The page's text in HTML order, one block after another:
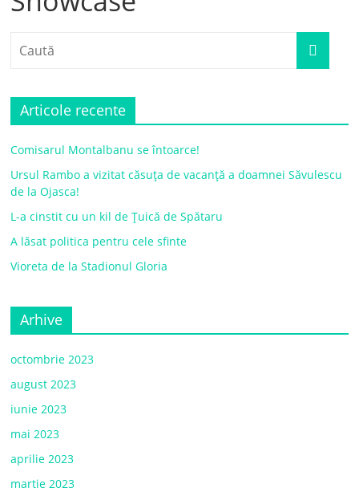
Articole recente
Comisarul Montalbanu se întoarce!
Ursul Rambo a vizitat căsuța de vacanță a doamnei Săvulescu
de la Ojasca!
L-a cinstit cu un kil de Țuică de Spătaru
A lăsat politica pentru cele sfinte
Vioreta de la Stadionul Gloria
Arhive
octombrie 2023
august 2023
iunie 2023
mai 2023
aprilie 2023
martie 2023